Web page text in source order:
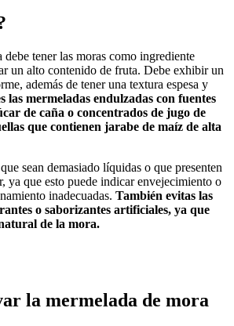
tener las moras como ingrediente
un alto contenido de fruta. Debe exhibir un
además de tener una textura espesa y
las mermeladas endulzadas con fuentes
de caña o concentrados de jugo de
que contienen jarabe de maíz de alta
sean demasiado líquidas o que presenten
ya que esto puede indicar envejecimiento o
inadecuadas. También evitas las
o saborizantes artificiales, ya que
de la mora.
la mermelada de mora